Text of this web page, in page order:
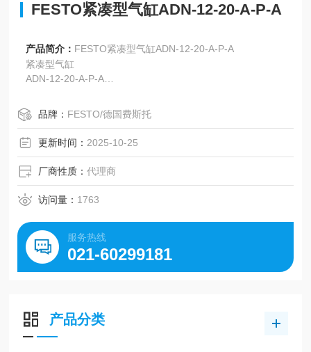
FESTO紧凑型气缸ADN-12-20-A-P-A
产品简介： FESTO紧凑型气缸ADN-12-20-A-P-A
紧凑型气缸
ADN-12-20-A-P-A
★核心产品范围
具有位置感测以及活塞杆外螺纹
品牌： FESTO/德国费斯托
更新时间： 2025-10-25
厂商性质：代理商
访问量： 1763
服务热线
021-60299181
产品分类